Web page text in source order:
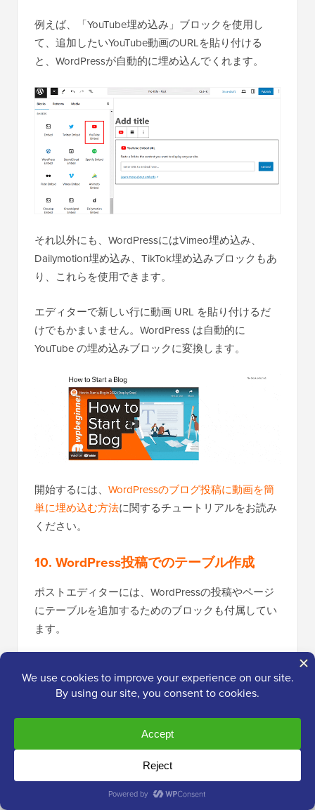
例えば、「YouTube埋め込み」ブロックを使用し
て、追加したいYouTube動画のURLを貼り付ける
と、WordPressが自動的に埋め込んでくれます。
それ以外にも、WordPressにはVimeo埋め込み、
Dailymotion埋め込み、TikTok埋め込みブロックもあ
り、これらを使用できます。
エディターで新しい行に動画 URL を貼り付けるだ
けでもかまいません。WordPress は自動的に
YouTube の埋め込みブロックに変換します。
開始するには、 WordPressのブログ投稿に動画を簡
単に埋め込む方法に関するチュートリアルをお読み
ください。
10. WordPress投稿でのテーブル作成
ポストエディターには、WordPressの投稿やページ
にテーブルを追加するためのブロックも付属してい
ます。
したい列数と行数を選択するだけです。後で必要に
応じて列や行を追加できるので、心配しないでくだ
さい。
私たちは同じブロックを使用
して、紹介記事のトップ5またはトップ10プ
ラグインテーブルを作成しています。これに